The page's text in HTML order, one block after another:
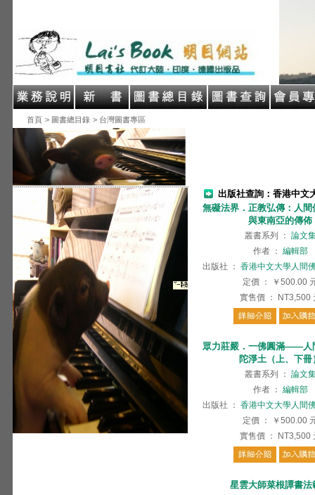
首頁 > 圖書總目錄 > 台灣圖書專區
出版社查詢：香港中文
無礙法界．正教弘傳：人
與東南亞的傳佈
叢書系列 ： 論文
作者 ： 編輯部
出版社
： 香港中文大學人間
定價 ： ￥500.00
實售價 ： NT3,500
眾力莊嚴．一佛圓滿——人
陀淨土（上、下冊
叢書系列 ： 論文
作者 ： 編輯部
出版社
： 香港中文大學人間
定價 ： ￥500.00
實售價 ： NT3,500
星雲大師菜根譚書法